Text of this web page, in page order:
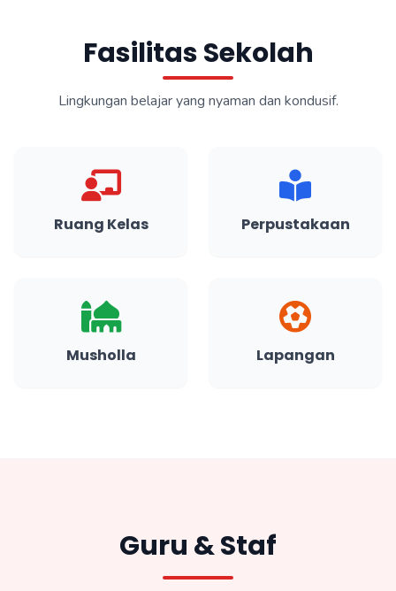
Fasilitas Sekolah
Lingkungan belajar yang nyaman dan kondusif.
Ruang Kelas Perpustakaan
Musholla Lapangan
Guru & Staf